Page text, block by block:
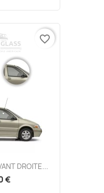
DROITE...
€
favorite_border